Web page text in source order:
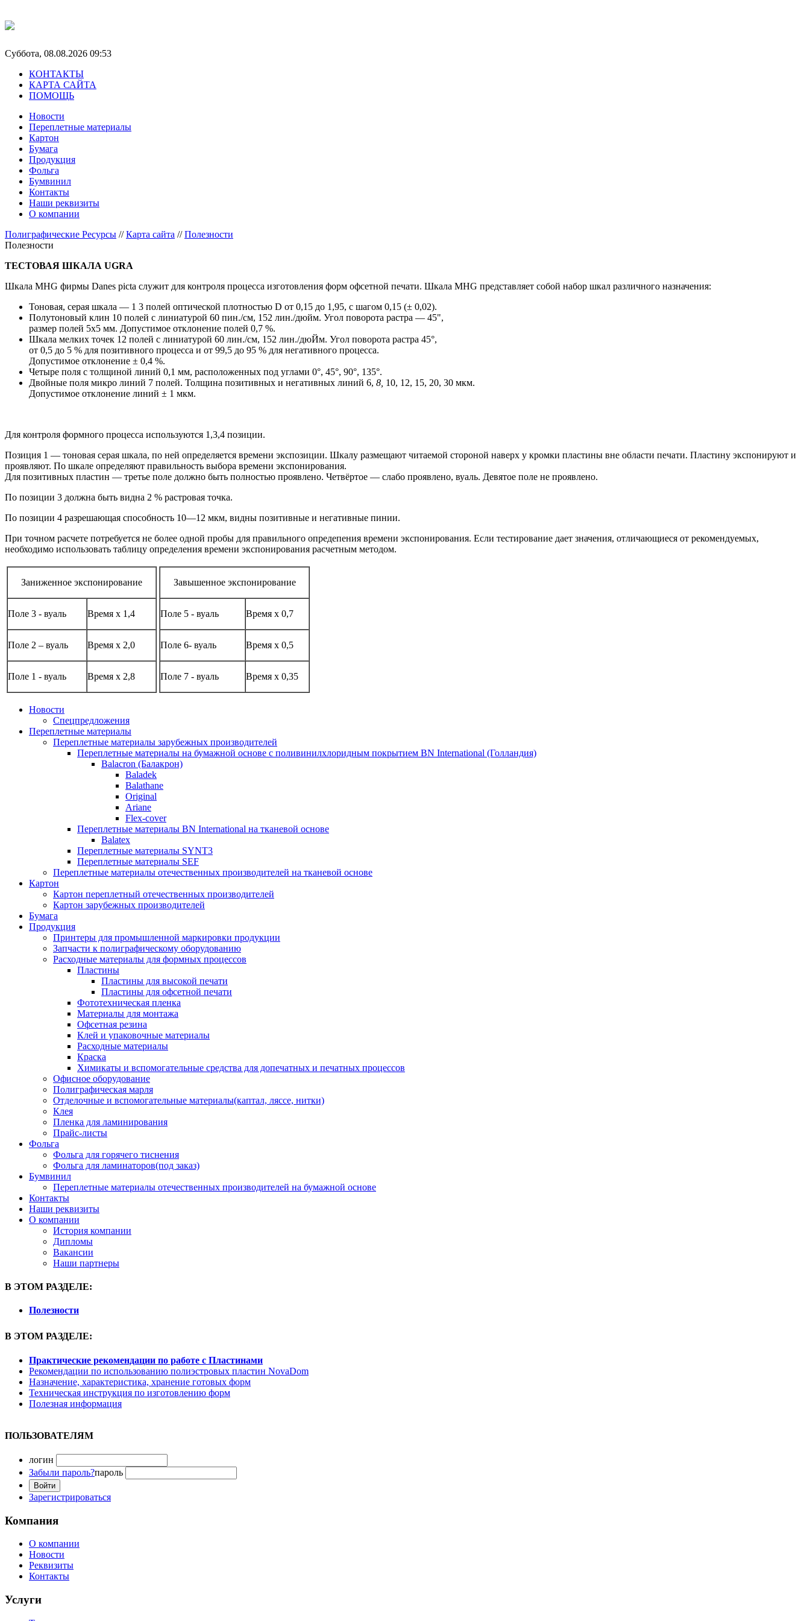
Суббота, 08.08.2026 09:53
КОНТАКТЫ
КАРТА САЙТА
ПОМОЩЬ
Новости
Переплетные материалы
Картон
Бумага
Продукция
Фольга
Бумвинил
Контакты
Наши реквизиты
О компании
Полиграфические Ресурсы //Карта сайта //Полезности
Полезности
ТЕСТОВАЯ ШКАЛА UGRA
Шкала MHG фирмы Danes picta служит для контроля процесса изготовления форм офсетной печати. Шкала MHG представляет собой набор шкал различного назначения:
Тоновая, серая шкала — 1 3 полей оптической плотностью D от 0,15 до 1,95, с шагом 0,15 (± 0,02).
Полутоновый клин 10 полей с линиатурой 60 пин./см, 152 лин./дюйм. Угол поворота растра — 45",
размер полей 5x5 мм. Допустимое отклонение полей 0,7 %.
Шкала мелких точек 12 полей с линиатурой 60 лин./см, 152 лин./дюЙм. Угол поворота растра 45°,
от 0,5 до 5 % для позитивного процесса и от 99,5 до 95 % для негативного процесса.
Допустимое отклонение ± 0,4 %.
Четыре поля с толщиной линий 0,1 мм, расположенных под углами 0°, 45°, 90°, 135°.
Двойные поля микро линий 7 полей. Толщина позитивных и негативных линий 6, 8, 10, 12, 15, 20, 30 мкм.
Допустимое отклонение линий ± 1 мкм.
Для контроля формного процесса используются 1,3,4 позиции.
Позиция 1 — тоновая серая шкала, по ней определяется времени экспозиции. Шкалу размещают читаемой стороной наверх у кромки пластины вне области печати. Пластину экспонируют и
проявляют. По шкале опреде­ляют правильность выбора времени экспонирования.
Для позитивных пластин — третье поле должно быть полностью проявлено. Четвёртое — слабо проявлено, вуаль. Девятое поле не проявлено.
По позиции 3 должна быть видна 2 % растровая точка.
По позиции 4 разрешающая способность 10—12 мкм, видны позитивные и негативные пинии.
При точном расчете потребуется не более одной пробы для правильного опредепения времени экспонирования. Если тестирование дает значения, отличающиеся от рекомендуемых,
необходимо использовать таблицу определе­ния времени экспонирования расчетным методом.
Заниженное экспонирование
Поле 3 - вуаль Время х 1,4
Поле 2 – вуаль Время х 2,0
Поле 1 - вуаль Время х 2,8
Завышенное экспонирование
Поле 5 - вуаль Время х 0,7
Поле 6- вуаль Время х 0,5
Поле 7 - вуаль Время х 0,35
Новости
Спецпредложения
Переплетные материалы
Переплетные материалы зарубежных производителей
Переплетные материалы на бумажной основе с поливинилхлоридным покрытием BN International (Голландия)
Balacron (Балакрон)
Baladek
Balathane
Original
Ariane
Flex-cover
Переплетные материалы BN International на тканевой основе
Balatex
Переплетные материалы SYNT3
Переплетные материалы SEF
Переплетные материалы отечественных производителей на тканевой основе
Картон
Картон переплетный отечественных производителей
Картон зарубежных производителей
Бумага
Продукция
Принтеры для промышленной маркировки продукции
Запчасти к полиграфическому оборудованию
Расходные материалы для формных процессов
Пластины
Пластины для высокой печати
Пластины для офсетной печати
Фототехническая пленка
Материалы для монтажа
Офсетная резина
Клей и упаковочные материалы
Расходные материалы
Краска
Химикаты и вспомогательные средства для допечатных и печатных процессов
Офисное оборудование
Полиграфическая марля
Отделочные и вспомогательные материалы(каптал, ляссе, нитки)
Клея
Пленка для ламинирования
Прайс-листы
Фольга
Фольга для горячего тиснения
Фольга для ламинаторов(под заказ)
Бумвинил
Переплетные материалы отечественных производителей на бумажной основе
Контакты
Наши реквизиты
О компании
История компании
Дипломы
Вакансии
Наши партнеры
В ЭТОМ РАЗДЕЛЕ:
Полезности
В ЭТОМ РАЗДЕЛЕ:
Практические рекомендации по работе с Пластинами
Рекомендации по использованию полиэcтровых плаcтин NovaDom
Назначение, характеристика, хранение готовых форм
Техническая инструкция по изготовлению форм
Полезная информация
ПОЛЬЗОВАТЕЛЯМ
логин
Забыли пароль?пароль
Зарегистрироваться
Компания
О компании
Новости
Реквизиты
Контакты
Услуги